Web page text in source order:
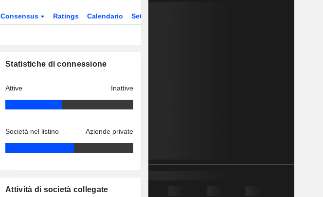
Consensus Ratings Calendario Settore
Statistiche di connessione
Attive Inattive
Società nel listino Aziende private
Attività di società collegate